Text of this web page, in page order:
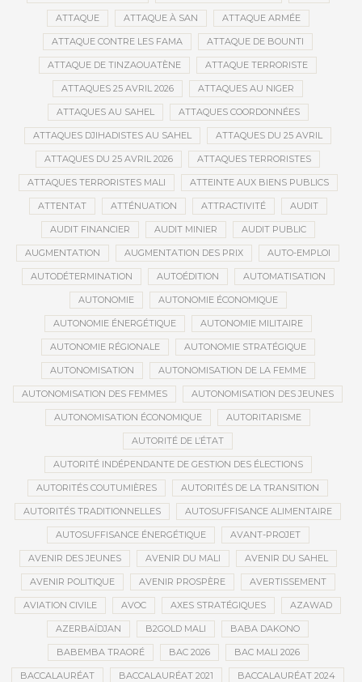
ATTAQUE ATTAQUE À SAN ATTAQUE ARMÉE
ATTAQUE CONTRE LES FAMA ATTAQUE DE BOUNTI
ATTAQUE DE TINZAOUATÈNE ATTAQUE TERRORISTE
ATTAQUES 25 AVRIL 2026 ATTAQUES AU NIGER
ATTAQUES AU SAHEL ATTAQUES COORDONNÉES
ATTAQUES DJIHADISTES AU SAHEL ATTAQUES DU 25 AVRIL
ATTAQUES DU 25 AVRIL 2026 ATTAQUES TERRORISTES
ATTAQUES TERRORISTES MALI ATTEINTE AUX BIENS PUBLICS
ATTENTAT ATTÉNUATION ATTRACTIVITÉ AUDIT
AUDIT FINANCIER AUDIT MINIER AUDIT PUBLIC
AUGMENTATION AUGMENTATION DES PRIX AUTO-EMPLOI
AUTODÉTERMINATION AUTOÉDITION AUTOMATISATION
AUTONOMIE AUTONOMIE ÉCONOMIQUE
AUTONOMIE ÉNERGÉTIQUE AUTONOMIE MILITAIRE
AUTONOMIE RÉGIONALE AUTONOMIE STRATÉGIQUE
AUTONOMISATION AUTONOMISATION DE LA FEMME
AUTONOMISATION DES FEMMES AUTONOMISATION DES JEUNES
AUTONOMISATION ÉCONOMIQUE AUTORITARISME
AUTORITÉ DE L’ÉTAT
AUTORITÉ INDÉPENDANTE DE GESTION DES ÉLECTIONS
AUTORITÉS COUTUMIÈRES AUTORITÉS DE LA TRANSITION
AUTORITÉS TRADITIONNELLES AUTOSUFFISANCE ALIMENTAIRE
AUTOSUFFISANCE ÉNERGÉTIQUE AVANT-PROJET
AVENIR DES JEUNES AVENIR DU MALI AVENIR DU SAHEL
AVENIR POLITIQUE AVENIR PROSPÈRE AVERTISSEMENT
AVIATION CIVILE AVOC AXES STRATÉGIQUES AZAWAD
AZERBAÏDJAN B2GOLD MALI BABA DAKONO
BABEMBA TRAORÉ BAC 2026 BAC MALI 2026
BACCALAURÉAT BACCALAURÉAT 2021 BACCALAURÉAT 2024